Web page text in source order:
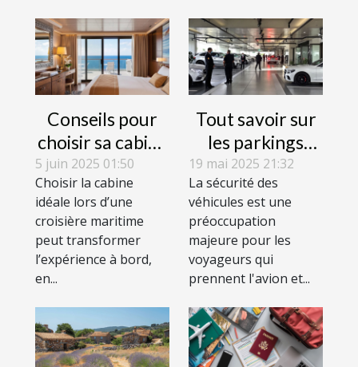
Conseils pour
choisir sa cabine
lors d'une
croisière
maritime
5 juin 2025 01:50
Choisir la cabine
idéale lors d’une
croisière maritime
peut transformer
l’expérience à bord,
en...
Tout savoir sur
les parkings
sécurisés près
des aéroports
19 mai 2025 21:32
La sécurité des
véhicules est une
préoccupation
majeure pour les
voyageurs qui
prennent l'avion et...